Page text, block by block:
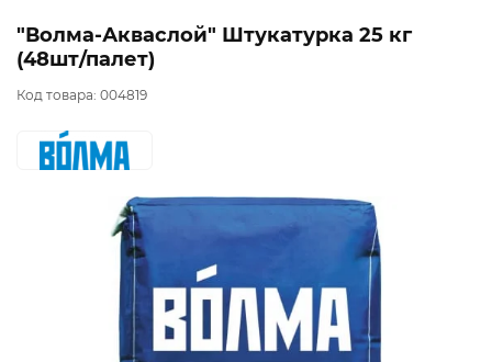
"Волма-Акваслой" Штукатурка 25 кг
(48шт/палет)
Код товара: 004819